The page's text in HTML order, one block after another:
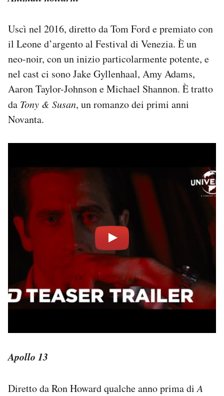
Uscì nel 2016, diretto da Tom Ford e premiato con
il Leone d’argento al Festival di Venezia. È un
neo-noir, con un inizio particolarmente potente, e
nel cast ci sono Jake Gyllenhaal, Amy Adams,
Aaron Taylor-Johnson e Michael Shannon. È tratto
da Tony & Susan, un romanzo dei primi anni
Novanta.
Apollo 13
Diretto da Ron Howard qualche anno prima diA